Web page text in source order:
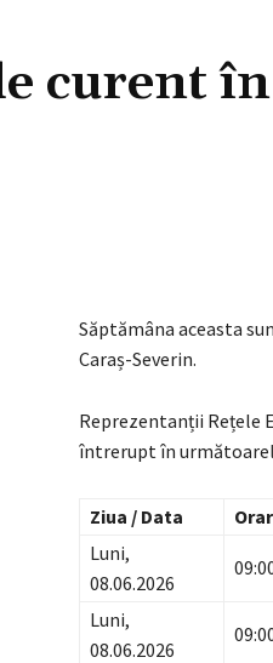
curent în
Săptămâna aceasta
Caraș-Severin.
Reprezentanții Rețele
întrerupt în
Ziua / Data Orar
Luni,
08.06.2026
Luni,
08.06.2026